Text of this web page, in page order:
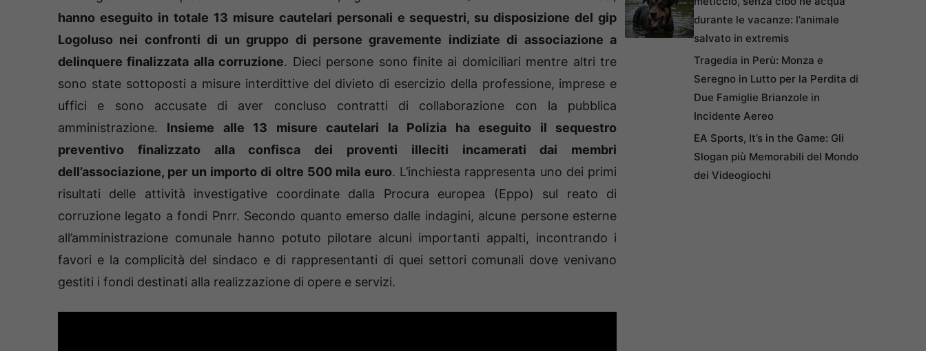
hanno eseguito in totale 13 misure cautelari personali e sequestri, su disposizione del gip
Logoluso nei confronti di un gruppo di persone gravemente indiziate di associazione a
delinquere finalizzata alla corruzione. Dieci persone sono finite ai domiciliari mentre altri tre
sono state sottoposti a misure interdittive del divieto di esercizio della professione, imprese e
uffici e sono accusate di aver concluso contratti di collaborazione con la pubblica
amministrazione. Insieme alle 13 misure cautelari la Polizia ha eseguito il sequestro
preventivo finalizzato alla confisca dei proventi illeciti incamerati dai membri
dell’associazione, per un importo di oltre 500 mila euro. L’inchiesta rappresenta uno dei primi
risultati delle attività investigative coordinate dalla Procura europea (Eppo) sul reato di
corruzione legato a fondi Pnrr. Secondo quanto emerso dalle indagini, alcune persone esterne
all’amministrazione comunale hanno potuto pilotare alcuni importanti appalti, incontrando i
favori e la complicità del sindaco e di rappresentanti di quei settori comunali dove venivano
gestiti i fondi destinati alla realizzazione di opere e servizi.
durante le vacanze: l’animale
salvato in extremis
Tragedia in Perù: Monza e
Seregno in Lutto per la Perdita di
Due Famiglie Brianzole in
Incidente Aereo
EA Sports, It’s in the Game: Gli
Slogan più Memorabili del Mondo
dei Videogiochi